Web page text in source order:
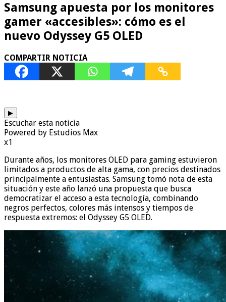
Samsung apuesta por los monitores
gamer «accesibles»: cómo es el
nuevo Odyssey G5 OLED
COMPARTIR NOTICIA
▶
Escuchar esta noticia
Powered by Estudios Max
x1
Durante años, los monitores OLED para gaming estuvieron
limitados a productos de alta gama, con precios destinados
principalmente a entusiastas. Samsung tomó nota de esta
situación y este año lanzó una propuesta que busca
democratizar el acceso a esta tecnología, combinando
negros perfectos, colores más intensos y tiempos de
respuesta extremos: el Odyssey G5 OLED.